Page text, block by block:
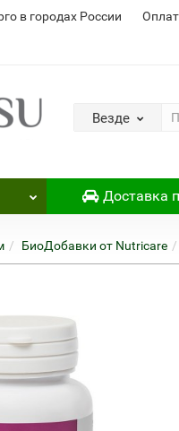
в городах России
Везде
Доставка
БиоДобавки от Nutricare